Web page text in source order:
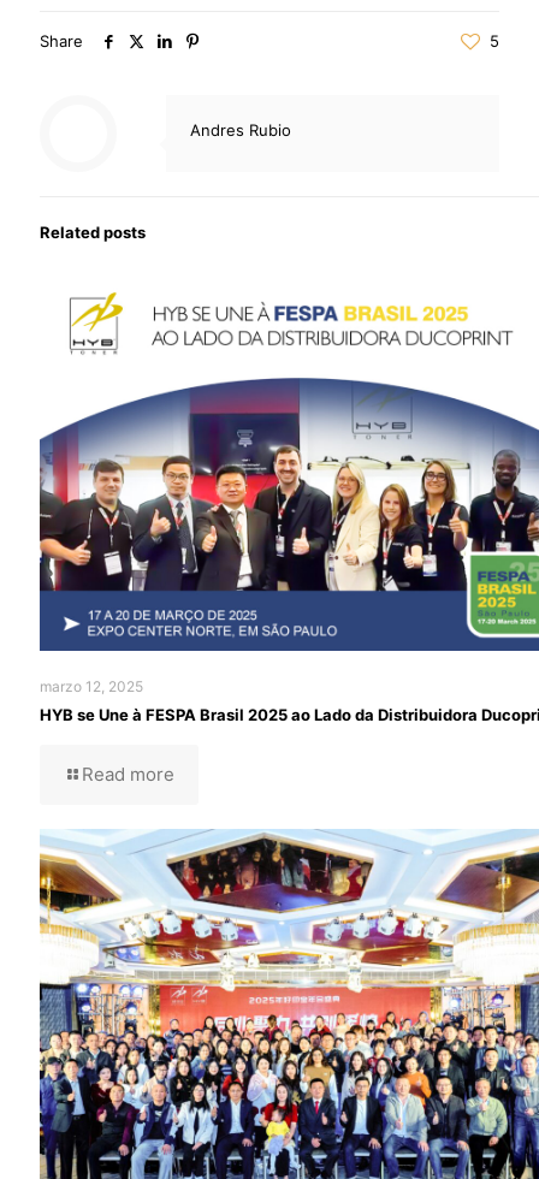
Share 5
Andres Rubio
Related posts
marzo 12, 2025
HYB se Une à FESPA Brasil 2025 ao Lado da Distribuidora
Read more